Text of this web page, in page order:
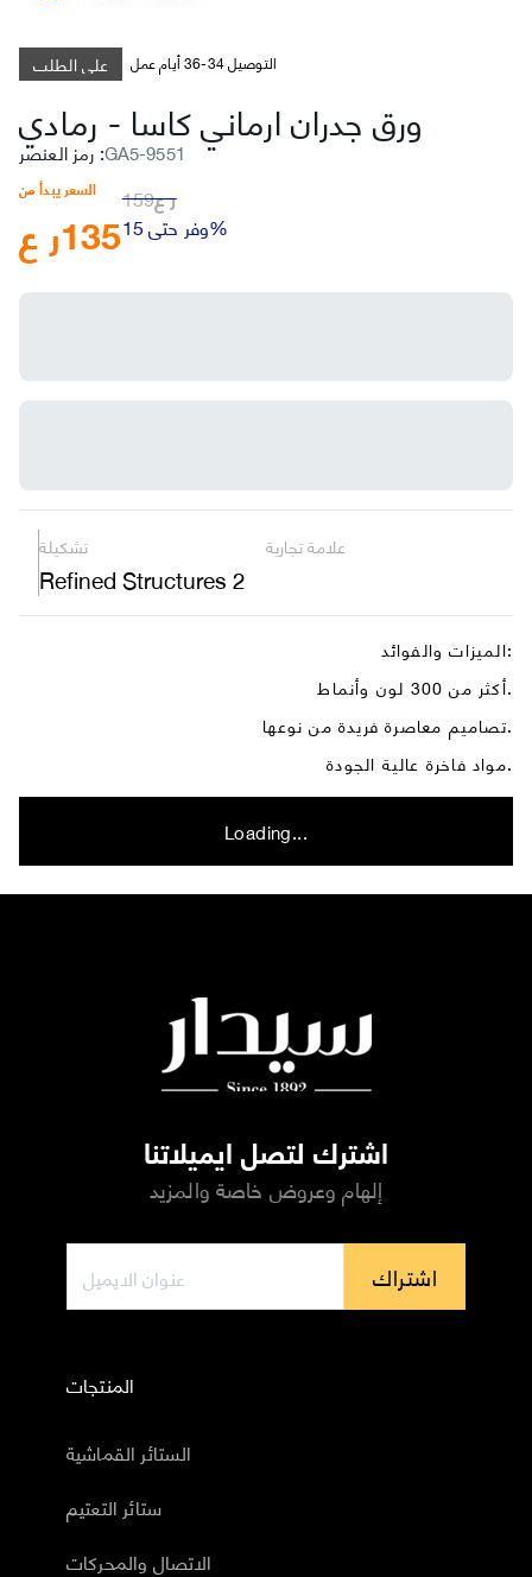
على الطلب التوصيل 34-36 أيام عمل
ورق جدران ارماني كاسا - رمادي
:GA5-9551
السعر يبدأ من
ر ع135
ر ع159
وفر حتى 15%
تشكيلة
Refined Structures 2
علامة تجارية
الميزات والفوائد:
أكثر من 300 لون وأنماط.
تصاميم معاصرة فريدة من نوعها.
مواد فاخرة عالية الجودة.
Loading...
اشترك لتصل ايميلاتنا
إلهام وعروض خاصة والمزيد
اشتراك
المنتجات
الستائر القماشية
ستائر التعتيم
الاتصال والمحركات